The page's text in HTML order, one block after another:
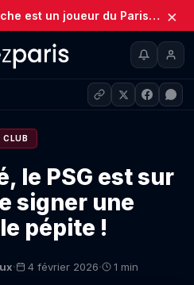
Maghnes Akliouche est un joueur du Paris Saint-Germain (Officiel) ×
CLUB
le PSG est sur
signer une
pépite !
· 4 février 2026· 1 min